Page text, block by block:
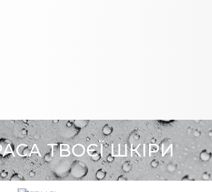
ТВОЄЇ ШКІРИ